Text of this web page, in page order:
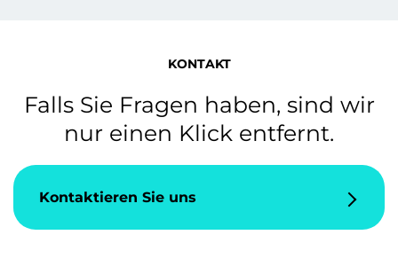
KONTAKT
Falls Sie Fragen haben, sind wir
nur einen Klick entfernt.
Kontaktieren Sie uns